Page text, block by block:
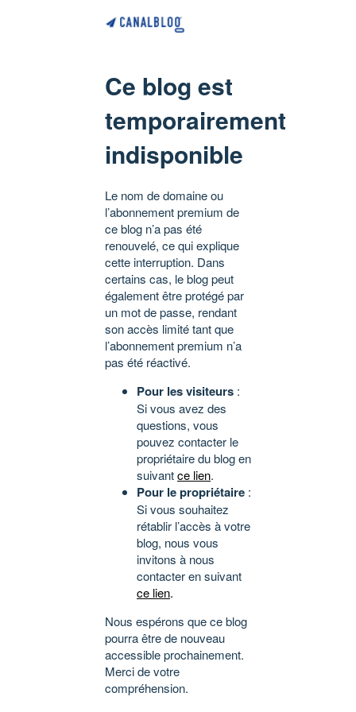
Ce blog est
temporairement
indisponible
Le nom de domaine ou
l’abonnement premium de
ce blog n’a pas été
renouvelé, ce qui explique
cette interruption. Dans
certains cas, le blog peut
également être protégé par
un mot de passe, rendant
son accès limité tant que
l’abonnement premium n’a
pas été réactivé.
Pour les visiteurs :
Si vous avez des
questions, vous
pouvez contacter le
propriétaire du blog en
suivantce lien.
Pour le propriétaire :
Si vous souhaitez
rétablir l’accès à votre
blog, nous vous
invitons à nous
contacter en suivant
ce lien.
Nous espérons que ce blog
pourra être de nouveau
accessible prochainement.
Merci de votre
compréhension.